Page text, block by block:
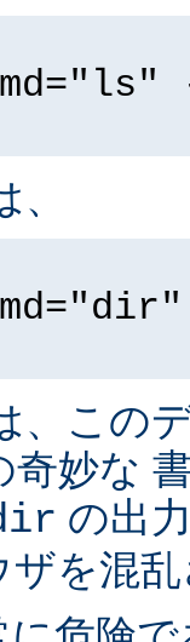
、この
奇妙な
の出
ザを混